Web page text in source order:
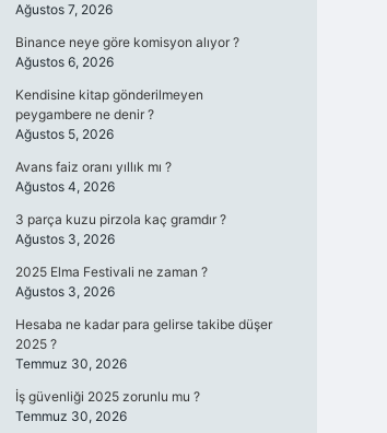
Ağustos 7, 2026
Binance neye göre komisyon alıyor ?
Ağustos 6, 2026
Kendisine kitap gönderilmeyen
peygambere ne denir ?
Ağustos 5, 2026
Avans faiz oranı yıllık mı ?
Ağustos 4, 2026
3 parça kuzu pirzola kaç gramdır ?
Ağustos 3, 2026
2025 Elma Festivali ne zaman ?
Ağustos 3, 2026
Hesaba ne kadar para gelirse takibe düşer
2025 ?
Temmuz 30, 2026
İş güvenliği 2025 zorunlu mu ?
Temmuz 30, 2026